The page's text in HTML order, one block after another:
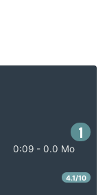
1
0:09 - 0.0 Mo
4.1/10